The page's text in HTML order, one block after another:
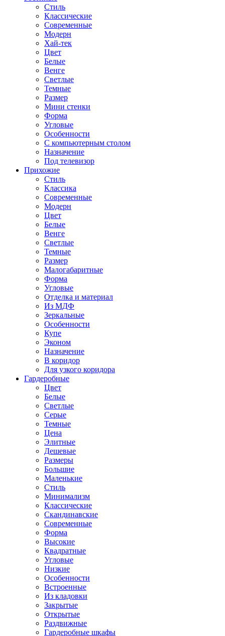
Стиль
Классические
Современные
Модерн
Хай-тек
Цвет
Белые
Венге
Светлые
Темные
Размер
Мини стенки
Форма
Угловые
Особенности
С компьютерным столом
Назначение
Под телевизор
Прихожие
Стиль
Классика
Современные
Модерн
Цвет
Белые
Венге
Светлые
Темные
Размер
Малогабаритные
Форма
Угловые
Отделка и материал
Из МДФ
Зеркальные
Особенности
Купе
Эконом
Назначение
В коридор
Для узкого коридора
Гардеробные
Цвет
Белые
Светлые
Серые
Темные
Цена
Элитные
Дешевые
Размеры
Большие
Маленькие
Стиль
Минимализм
Классические
Скандинавские
Современные
Форма
Высокие
Квадратные
Угловые
Низкие
Особенности
Встроенные
Из кладовки
Закрытые
Открытые
Раздвижные
Гардеробные шкафы